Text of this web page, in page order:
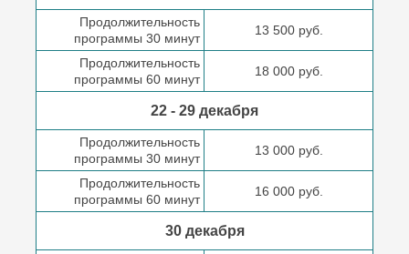
Продолжительность
программы 30 минут
13 500 руб.
Продолжительность
программы 60 минут
18 000 руб.
22 - 29 декабря
Продолжительность
программы 30 минут
13 000 руб.
Продолжительность
программы 60 минут
16 000 руб.
30 декабря